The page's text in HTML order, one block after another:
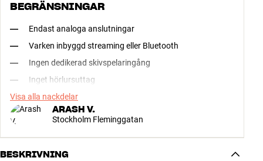
BEGRÄNSNINGAR
Endast analoga anslutningar
Varken inbyggd streaming eller Bluetooth
Ingen dedikerad skivspelaringång
Inget hörlursuttag
Visa alla nackdelar
ARASH V.
Stockholm Fleminggatan
BESKRIVNING